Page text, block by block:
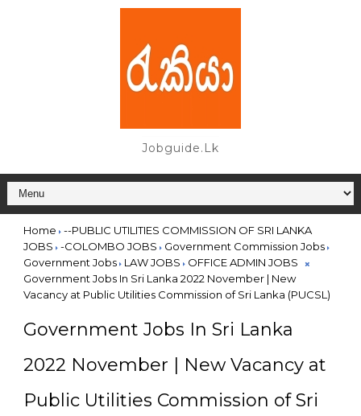
Jobguide.lk
Home
--PUBLIC UTILITIES COMMISSION OF SRI LANKA
JOBS
-COLOMBO JOBS
Government Commission Jobs
Government Jobs
LAW JOBS
OFFICE ADMIN JOBS
Government Jobs In Sri Lanka 2022 November | New
Vacancy at Public Utilities Commission of Sri Lanka (PUCSL)
Government Jobs In Sri Lanka
2022 November | New Vacancy at
Public Utilities Commission of Sri